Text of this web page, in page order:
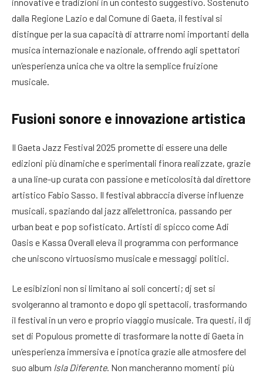
dalla Regione Lazio e dal Comune di Gaeta, il festival si
distingue per la sua capacità di attrarre nomi importanti della
musica internazionale e nazionale, offrendo agli spettatori
un’esperienza unica che va oltre la semplice fruizione
musicale.
Fusioni sonore e innovazione artistica
Il Gaeta Jazz Festival 2025 promette di essere una delle
edizioni più dinamiche e sperimentali finora realizzate, grazie
a una line-up curata con passione e meticolosità dal direttore
artistico Fabio Sasso. Il festival abbraccia diverse influenze
musicali, spaziando dal jazz all’elettronica, passando per
urban beat e pop sofisticato. Artisti di spicco come Adi
Oasis e Kassa Overall eleva il programma con performance
che uniscono virtuosismo musicale e messaggi politici.
Le esibizioni non si limitano ai soli concerti; dj set si
svolgeranno al tramonto e dopo gli spettacoli, trasformando
il festival in un vero e proprio viaggio musicale. Tra questi, il dj
set di Populous promette di trasformare la notte di Gaeta in
un’esperienza immersiva e ipnotica grazie alle atmosfere del
suo album Isla Diferente. Non mancheranno momenti più